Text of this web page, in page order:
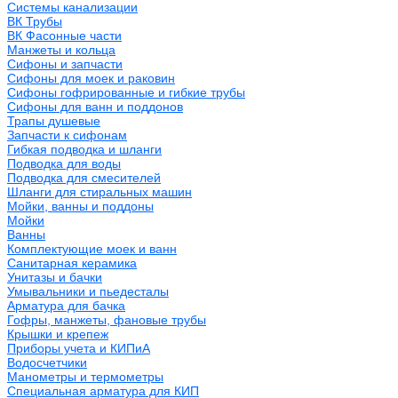
Системы канализации
ВК Трубы
ВК Фасонные части
Манжеты и кольца
Сифоны и запчасти
Сифоны для моек и раковин
Сифоны гофрированные и гибкие трубы
Сифоны для ванн и поддонов
Трапы душевые
Запчасти к сифонам
Гибкая подводка и шланги
Подводка для воды
Подводка для смесителей
Шланги для стиральных машин
Мойки, ванны и поддоны
Мойки
Ванны
Комплектующие моек и ванн
Санитарная керамика
Унитазы и бачки
Умывальники и пьедесталы
Арматура для бачка
Гофры, манжеты, фановые трубы
Крышки и крепеж
Приборы учета и КИПиА
Водосчетчики
Манометры и термометры
Специальная арматура для КИП